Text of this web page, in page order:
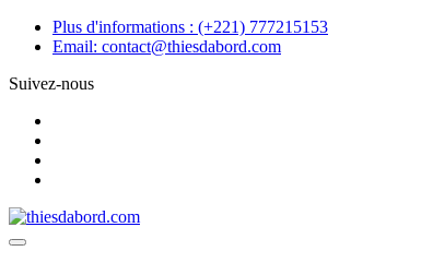
Skip
Plus d'informations : (+221) 777215153
Email: contact@thiesdabord.com
Suivez-nous